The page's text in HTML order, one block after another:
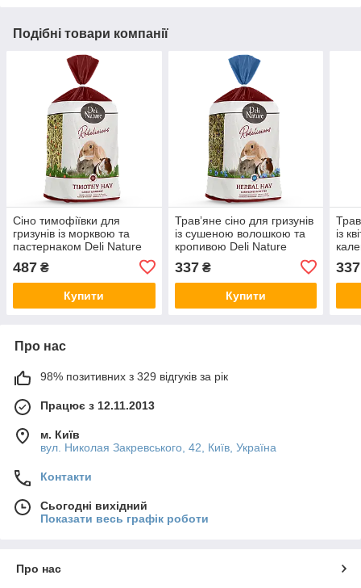
Подібні товари компанії
Сіно тимофіївки для
гризунів із морквою та
пастернаком Deli Nature
HayCarrot&Parsnip 600 г
487 ₴
Купити
Травʼяне сіно для гризунів
із сушеною волошкою та
кропивою Deli Nature
HayCornflower&Nettle 600
г
337₴
Купити
із
600
337
Про нас
98% позитивних з 329 відгуків за рік
Працює з 12.11.2013
м. Київ
вул. Николая Закревського, 42, Київ, Україна
Контакти
Сьогодні вихідний
Показати весь графік роботи
Про нас